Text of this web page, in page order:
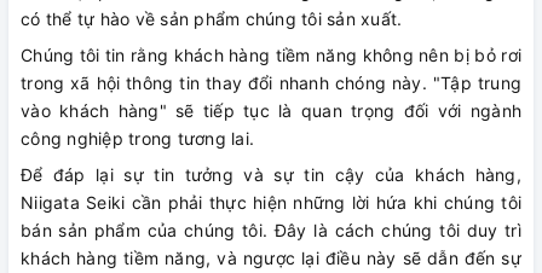
có thể tự hào về sản phẩm chúng tôi sản xuất.
Chúng tôi tin rằng khách hàng tiềm năng không nên bị bỏ rơi
trong xã hội thông tin thay đổi nhanh chóng này. "Tập trung
vào khách hàng" sẽ tiếp tục là quan trọng đối với ngành
công nghiệp trong tương lai.
Để đáp lại sự tin tưởng và sự tin cậy của khách hàng,
Niigata Seiki cần phải thực hiện những lời hứa khi chúng tôi
bán sản phẩm của chúng tôi. Đây là cách chúng tôi duy trì
khách hàng tiềm năng, và ngược lại điều này sẽ dẫn đến sự